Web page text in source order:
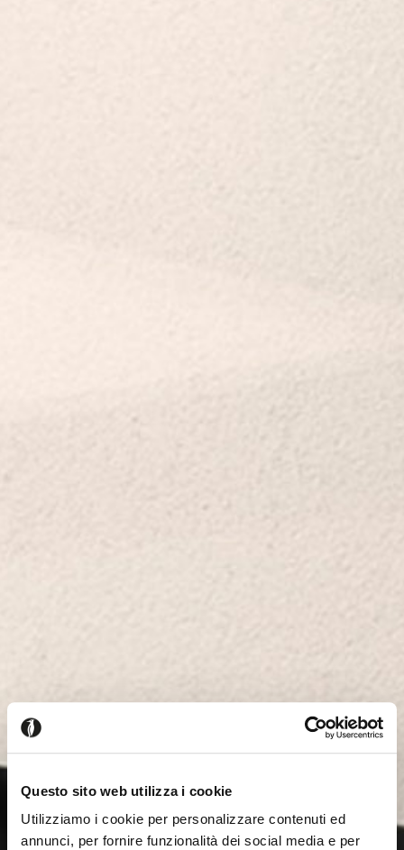
Questo sito web utilizza i cookie
Utilizziamo i cookie per personalizzare contenuti ed
annunci, per fornire funzionalità dei social media e per